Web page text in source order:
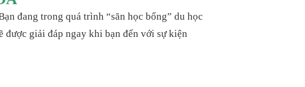
đang trong quá trình “săn học bổng” du học
được giải đáp ngay khi bạn đến với sự kiện